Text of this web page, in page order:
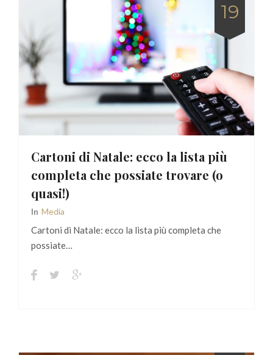
19
Cartoni di Natale: ecco la lista più
completa che possiate trovare (o
quasi!)
In Media
Cartoni di Natale: ecco la lista più completa che
possiate…